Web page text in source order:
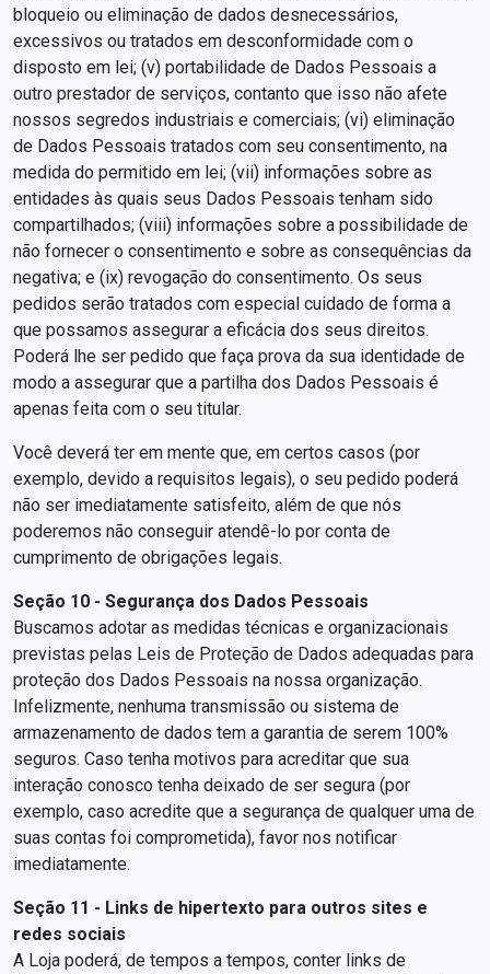
bloqueio ou eliminação de dados desnecessários,
excessivos ou tratados em desconformidade com o
disposto em lei; (v) portabilidade de Dados Pessoais a
outro prestador de serviços, contanto que isso não afete
nossos segredos industriais e comerciais; (vi) eliminação
de Dados Pessoais tratados com seu consentimento, na
medida do permitido em lei; (vii) informações sobre as
entidades às quais seus Dados Pessoais tenham sido
compartilhados; (viii) informações sobre a possibilidade de
não fornecer o consentimento e sobre as consequências da
negativa; e (ix) revogação do consentimento. Os seus
pedidos serão tratados com especial cuidado de forma a
que possamos assegurar a eficácia dos seus direitos.
Poderá lhe ser pedido que faça prova da sua identidade de
modo a assegurar que a partilha dos Dados Pessoais é
apenas feita com o seu titular.
Você deverá ter em mente que, em certos casos (por
exemplo, devido a requisitos legais), o seu pedido poderá
não ser imediatamente satisfeito, além de que nós
poderemos não conseguir atendê-lo por conta de
cumprimento de obrigações legais.
Seção 10 - Segurança dos Dados Pessoais
Buscamos adotar as medidas técnicas e organizacionais
previstas pelas Leis de Proteção de Dados adequadas para
proteção dos Dados Pessoais na nossa organização.
Infelizmente, nenhuma transmissão ou sistema de
armazenamento de dados tem a garantia de serem 100%
seguros. Caso tenha motivos para acreditar que sua
interação conosco tenha deixado de ser segura (por
exemplo, caso acredite que a segurança de qualquer uma de
suas contas foi comprometida), favor nos notificar
imediatamente.
Seção 11 - Links de hipertexto para outros sites e
redes sociais
A Loja poderá, de tempos a tempos, conter links de